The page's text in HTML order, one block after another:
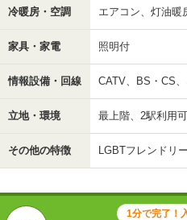
冷暖房・空調 エアコン、灯油暖
家具・家電 照明付
情報設備・回線 CATV、BS・CS
立地・環境 最上階、2駅利用
その他の特徴 LGBTフレンドリ
1分で完了！